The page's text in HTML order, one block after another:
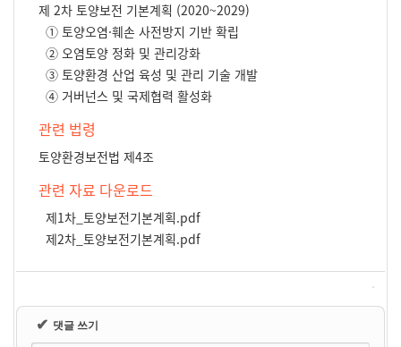
제 2차 토양보전 기본계획 (2020~2029)
① 토양오염·훼손 사전방지 기반 확립
② 오염토양 정화 및 관리강화
③ 토양환경 산업 육성 및 관리 기술 개발
④ 거버넌스 및 국제협력 활성화
관련 법령
토양환경보전법 제4조
관련 자료 다운로드
제1차_토양보전기본계획.pdf
제2차_토양보전기본계획.pdf
✔ 댓글 쓰기